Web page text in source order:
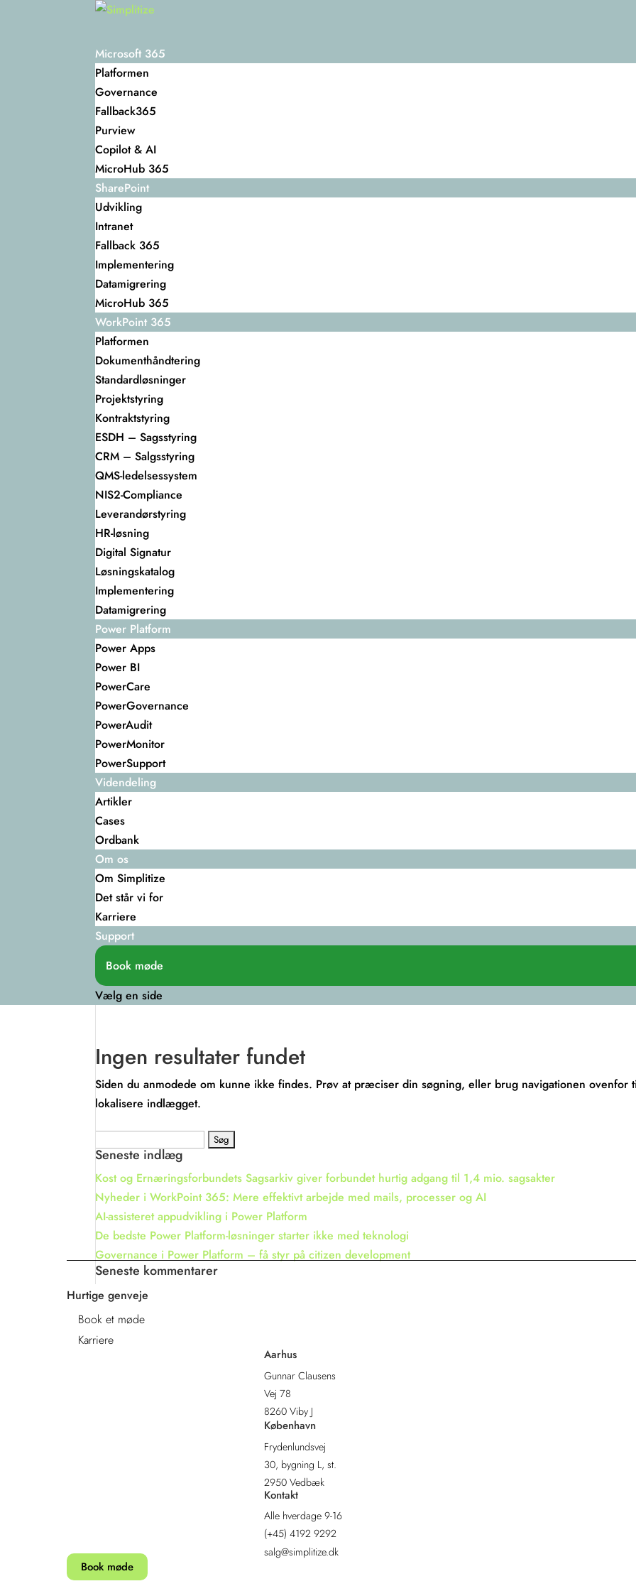
Microsoft 365
Platformen
Governance
Fallback365
Purview
Copilot & AI
MicroHub 365
SharePoint
Udvikling
Intranet
Fallback 365
Implementering
Datamigrering
MicroHub 365
WorkPoint 365
Platformen
Dokumenthåndtering
Standardløsninger
Projektstyring
Kontraktstyring
ESDH – Sagsstyring
CRM – Salgsstyring
QMS-ledelsessystem
NIS2-Compliance
Leverandørstyring
HR-løsning
Digital Signatur
Løsningskatalog
Implementering
Datamigrering
Power Platform
Power Apps
Power BI
PowerCare
PowerGovernance
PowerAudit
PowerMonitor
PowerSupport
Videndeling
Artikler
Cases
Ordbank
Om os
Om Simplitize
Det står vi for
Karriere
Support
Book møde
Vælg en side
Ingen resultater fundet
Siden du anmodede om kunne ikke findes. Prøv at præciser din søgning, eller brug navigationen ovenfor
lokalisere indlægget.
efter:
Seneste indlæg
Kost og Ernæringsforbundets Sagsarkiv giver forbundet hurtig adgang til 1,4 mio. sagsakter
Nyheder i WorkPoint 365: Mere effektivt arbejde med mails, processer og AI
AI-assisteret appudvikling i Power Platform
De bedste Power Platform-løsninger starter ikke med teknologi
Governance i Power Platform – få styr på citizen development
Seneste kommentarer
Hurtige genveje
Løsninger
Teknologi
Book et møde
Viden
Om os
Karriere
Aarhus
Gunnar Clausens
Vej 78
8260 Viby J
København
Frydenlundsvej
30, bygning L, st.
2950 Vedbæk
Kontakt
Alle hverdage 9-16
(+45) 4192 9292
salg@simplitize.dk
Book møde